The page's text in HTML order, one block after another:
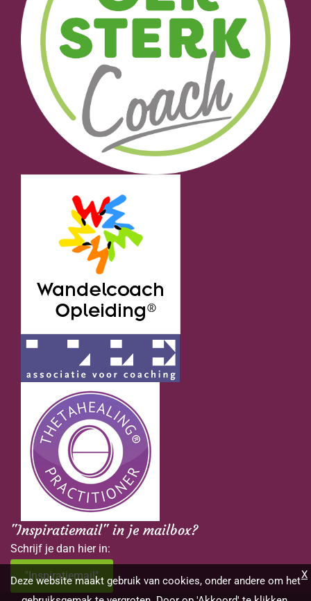
"Inspiratiemail" in je mailbox?
Schrijf je dan hier in:
"Inspiratiemail"
Deze website maakt gebruik van cookies, onder andere om hetX